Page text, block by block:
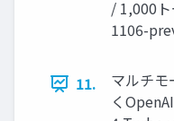
/ 1,000
1106-
11.
マルチ
く